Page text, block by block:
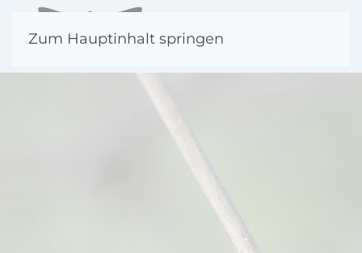
Zum Hauptinhalt springen